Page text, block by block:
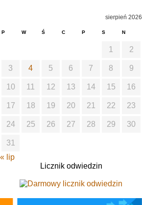
sierpień 2026
P W Ś C P S N
1 2
3 4 5 6 7 8 9
10 11 12 13 14 15 16
17 18 19 20 21 22 23
24 25 26 27 28 29 30
31
« lip
Licznik odwiedzin